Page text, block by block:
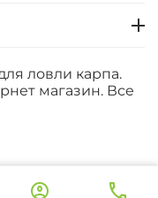
ловли карпа.
магазин. Все
В корзину